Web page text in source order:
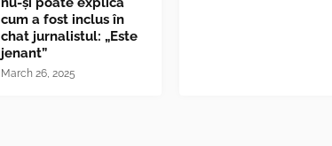
cum a fost inclus în
chat jurnalistul: „Este
jenant”
March 26, 2025